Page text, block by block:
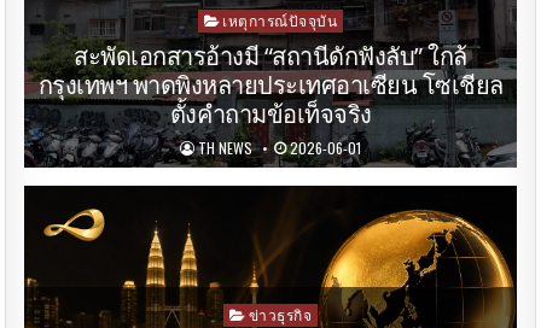
Posted
in
เหตุการณ์ปัจจุบัน
สะพัดเอกสารอ้างมี “สถานีดักฟังลับ” ใกล้
กรุงเทพฯ พาดพิงหลายประเทศอาเซียน โซเชียล
ตั้งคำถามข้อเท็จจริง
TH NEWS 2026-06-01
Posted
ข่าวธุรกิจ